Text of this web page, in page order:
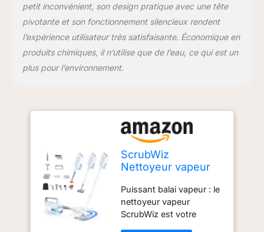
petit inconvénient, son design pratique avec une tête
pivotante et son fonctionnement silencieux rendent
l’expérience utilisateur très satisfaisante. Économique en
produits chimiques, il n’utilise que de l’eau, ce qui est un
plus pour l’environnement.
ScrubWiz
Nettoyeur vapeur
vapeur amovible,
accessoires
multiples 10 en 1,
tampons lavables
Puissant balai vapeur : le
nettoyeur vapeur
ScrubWiz est votre